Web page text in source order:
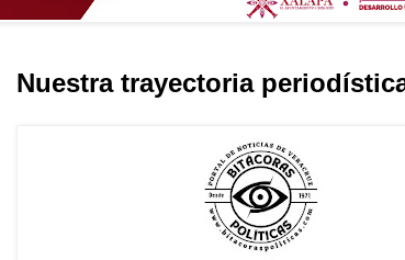
Nuestra trayectoria